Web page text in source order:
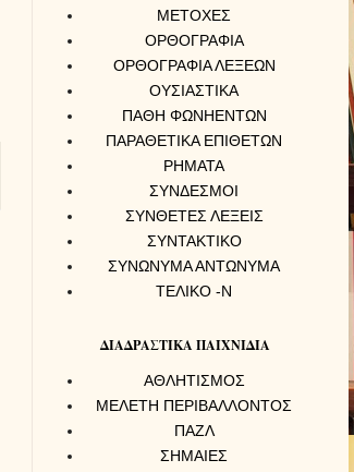
ΜΕΤΟΧΕΣ
ΟΡΘΟΓΡΑΦΙΑ
ΟΡΘΟΓΡΑΦΙΑ ΛΕΞΕΩΝ
ΟΥΣΙΑΣΤΙΚΑ
ΠΑΘΗ ΦΩΝΗΕΝΤΩΝ
ΠΑΡΑΘΕΤΙΚΑ ΕΠΙΘΕΤΩΝ
ΡΗΜΑΤΑ
ΣΥΝΔΕΣΜΟΙ
ΣΥΝΘΕΤΕΣ ΛΕΞΕΙΣ
ΣΥΝΤΑΚΤΙΚΟ
ΣΥΝΩΝΥΜΑ ΑΝΤΩΝΥΜΑ
ΤΕΛΙΚΟ -Ν
ΔΙΑΔΡΑΣΤΙΚΑ ΠΑΙΧΝΙΔΙΑ
ΑΘΛΗΤΙΣΜΟΣ
ΜΕΛΕΤΗ ΠΕΡΙΒΑΛΛΟΝΤΟΣ
ΠΑΖΛ
ΣΗΜΑΙΕΣ